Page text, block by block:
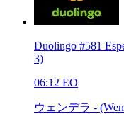
Duolingo #581
3)
06:12 EO
ウェンデラ -